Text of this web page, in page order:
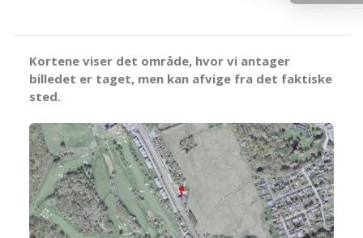
Kortene viser det område, hvor vi antager
billedet er taget, men kan afvige fra det faktiske
sted.